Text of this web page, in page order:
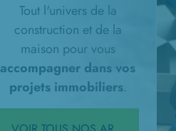
Tout l'univers de la
construction et de la
maison pour vous
accompagner dans vos
projets immobiliers.